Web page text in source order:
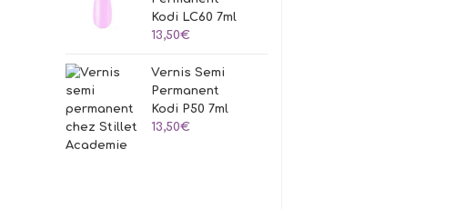
Kodi LC60 7ml
13,50€
Vernis Semi
Permanent
Kodi P50 7ml
13,50€